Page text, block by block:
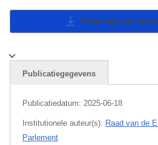
Downloads en
Publicatiegegevens
Publicatiedatum: 2025-06-18
Institutionele auteur(s): Raad van de
Parlement